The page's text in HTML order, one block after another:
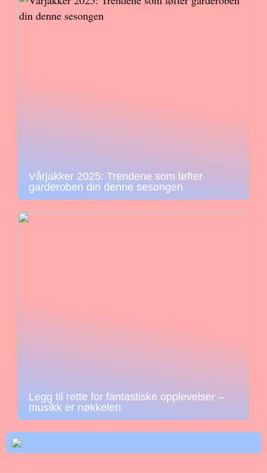
Vårjakker 2025: Trendene som løfter
garderoben din denne sesongen
Legg til rette for fantastiske opplevelser –
musikk er nøkkelen